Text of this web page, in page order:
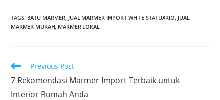
TAGS: BATU MARMER JUAL MARMER IMPORT WHITE STATUARIO JUAL
MARMER MURAH MARMER LOKAL
Read
articles
Previous Post
7 Rekomendasi Marmer Import Terbaik untuk
Interior Rumah Anda